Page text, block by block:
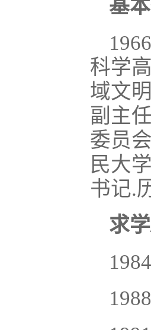
基
科学
域文
副主
委员
民大
书记.
求